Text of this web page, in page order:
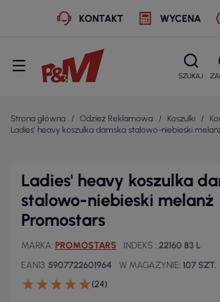
KONTAKT WYCENA
SZUKAJ
Strona główna Odzież Reklamowa Koszulki
Ladies' heavy koszulka damska stalowo-niebieski
Ladies' heavy koszulka
stalowo-niebieski melanż
Promostars
MARKA PROMOSTARS INDEKS 22160 83 L
EAN13 5907722601964 W MAGAZYNIE 107 SZT.
(24)